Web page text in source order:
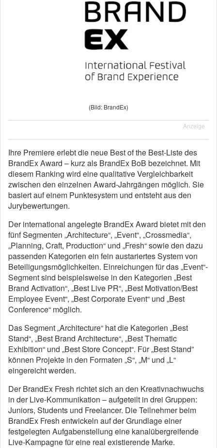
(Bild: BrandEx)
Anzeige
Ihre Premiere erlebt die neue Best of the Best-Liste des
BrandEx Award – kurz als BrandEx BoB bezeichnet. Mit
diesem Ranking wird eine qualitative Vergleichbarkeit
zwischen den einzelnen Award-Jahrgängen möglich. Sie
basiert auf einem Punktesystem und entsteht aus den
Jurybewertungen.
Der international angelegte BrandEx Award bietet mit den
fünf Segmenten „Architecture“, „Event“, „Crossmedia“,
„Planning, Craft, Production“ und „Fresh“ sowie den dazu
passenden Kategorien ein fein austariertes System von
Beteiligungsmöglichkeiten. Einreichungen für das „Event“-
Segment sind beispielsweise in den Kategorien „Best
Brand Activation“, „Best Live PR“, „Best Motivation/Best
Employee Event“, „Best Corporate Event“ und „Best
Conference“ möglich.
Das Segment „Architecture“ hat die Kategorien „Best
Stand“, „Best Brand Architecture“, „Best Thematic
Exhibition“ und „Best Store Concept“. Für „Best Stand”
können Projekte in den Formaten „S“, „M“ und „L“
eingereicht werden.
Der BrandEx Fresh richtet sich an den Kreativnachwuchs
in der Live-Kommunikation – aufgeteilt in drei Gruppen:
Juniors, Students und Freelancer. Die Teilnehmer beim
BrandEx Fresh entwickeln auf der Grundlage einer
festgelegten Aufgabenstellung eine kanalübergreifende
Live-Kampagne für eine real existierende Marke.